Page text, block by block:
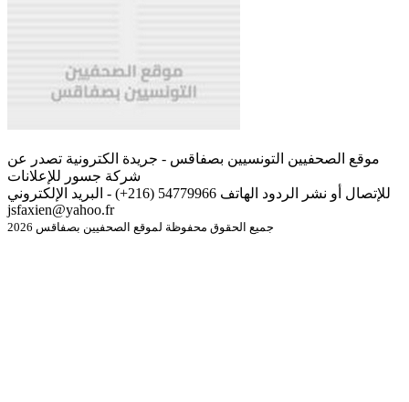
موقع الصحفيين التونسيين بصفاقس - جريدة الكترونية تصدر عن
شركة جسور للإعلانات
للإتصال أو نشر الردود الهاتف 54779966 (216+) - البريد الإلكتروني
jsfaxien@yahoo.fr
جميع الحقوق محفوظة لموقع الصحفيين بصفاقس 2026